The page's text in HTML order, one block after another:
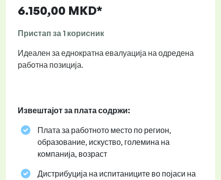
6.150,00 MKD*
Пристап за 1 корисник
Идеален за еднократна евалуација на одредена
работна позиција.
Извештајот за плата содржи:
Плата за работното место по регион,
образование, искуство, големина на
компанија, возраст
Дистрибуција на испитаниците во појаси на